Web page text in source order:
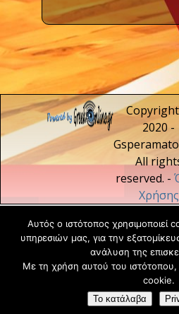
2020 -
All
reserved. -
Χρήσης
Αυτός ο ιστότοπος χρησιμοποιεί
υπηρεσιών μας, για την
ανάλυση της
Με τη χρήση αυτού του
cookie.
Το κατάλαβα